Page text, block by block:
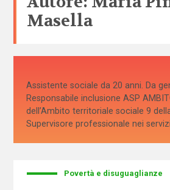
Masella
Assistente sociale da 20 anni. Da
Responsabile inclusione ASP
dell’Ambito territoriale sociale 9
Supervisore professionale nei
Povertà e disuguaglianze